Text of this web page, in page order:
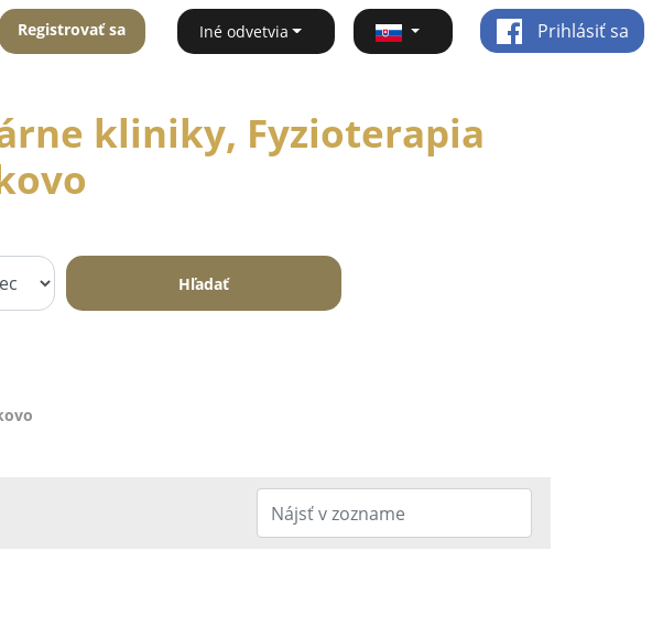
Registrovať sa Iné odvetvia Prihlásiť sa
kliniky, Fyzioterapia
Hľadať